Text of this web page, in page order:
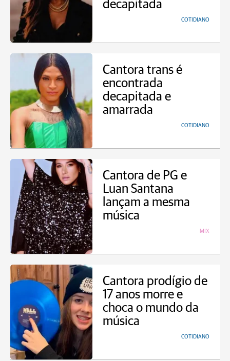
decapitada
COTIDIANO
Cantora trans é
encontrada
decapitada e
amarrada
COTIDIANO
Cantora de PG e
Luan Santana
lançam a mesma
música
MIX
Cantora prodígio de
17 anos morre e
choca o mundo da
música
COTIDIANO